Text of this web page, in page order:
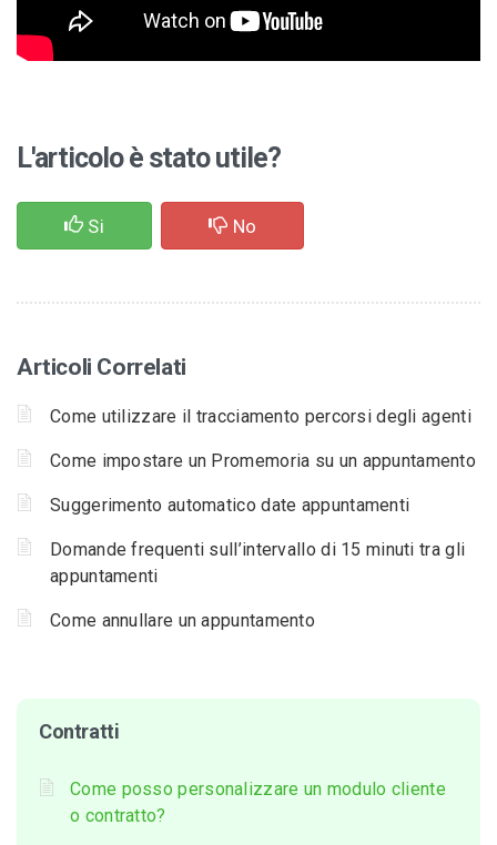
L'articolo è stato utile?
Si No
Articoli Correlati
Come utilizzare il tracciamento percorsi degli agenti
Come impostare un Promemoria su un appuntamento
Suggerimento automatico date appuntamenti
Domande frequenti sull’intervallo di 15 minuti tra gli
appuntamenti
Come annullare un appuntamento
Contratti
Come posso personalizzare un modulo cliente
o contratto?